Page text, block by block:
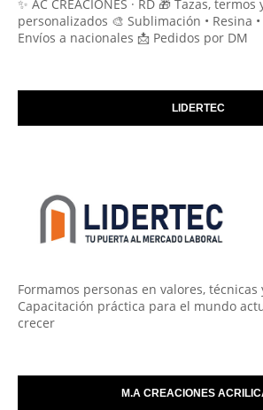
✨ AC CREACIONES · RD 🎁 Tazas,
personalizados 🎨 Sublimación • Resina
Envíos a nacionales 📩 Pedidos por DM
LIDERTEC
Formamos personas en valores,
Capacitación práctica para el mundo
crecer
M.A CREACIONES